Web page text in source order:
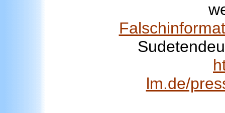
lm.de/